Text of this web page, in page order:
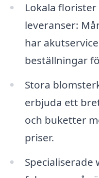
Lokala
leveranser:
har
beställningar
Stora
erbjuda ett
och buketter
priser.
Specialiserade